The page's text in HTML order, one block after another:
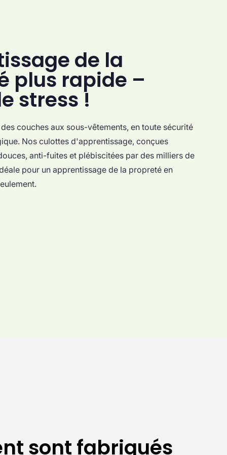
de la
plus rapide –
stress !
couches aux sous-vêtements, en toute sécurité
Nos culottes d'apprentissage, conçues
anti-fuites et plébiscitées par des milliers de
pour un apprentissage de la propreté en
sont fabriqués